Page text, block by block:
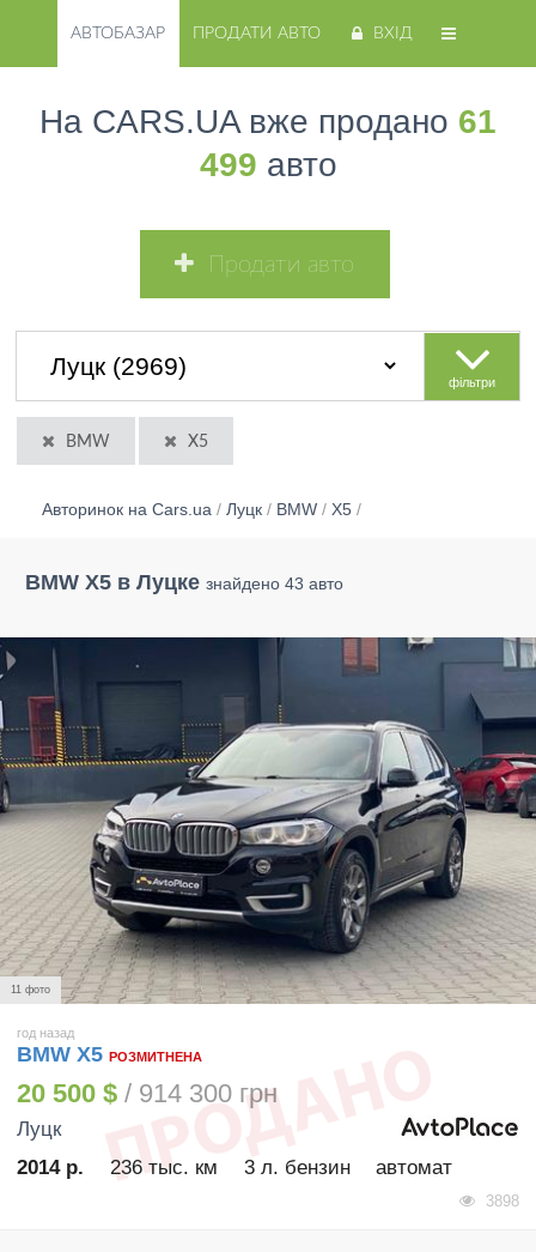
АВТОБАЗАР ПРОДАТИ АВТО ВХІД
На CARS.UA вже продано 61
499 авто
Продати авто
фільтри
BMW X5
Авторинок на Cars.ua / Луцк / BMW / X5 /
BMW X5 в Луцке знайдено 43 авто
11 фото
год назад
BMW X5 РОЗМИТНЕНА
20 500 $ / 914 300 грн
Луцк
2014 р.
236 тыс. км 3 л. бензин автомат
3898